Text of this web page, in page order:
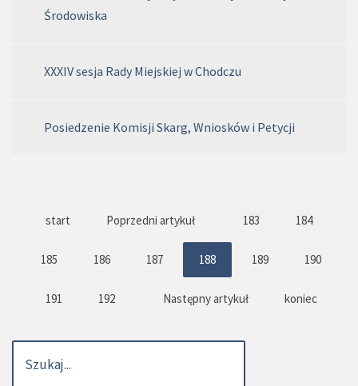
Środowiska
XXXIV sesja Rady Miejskiej w Chodczu
Posiedzenie Komisji Skarg, Wniosków i Petycji
start Poprzedni artykuł 183 184
185 186 187 188 189 190
191 192 Następny artykuł koniec